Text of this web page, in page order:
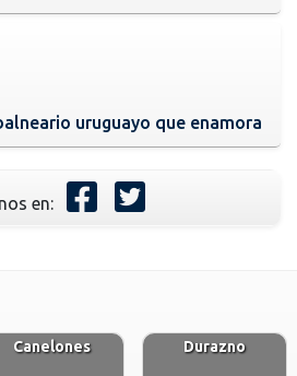
uruguayo que enamora
en:
Canelones Durazno